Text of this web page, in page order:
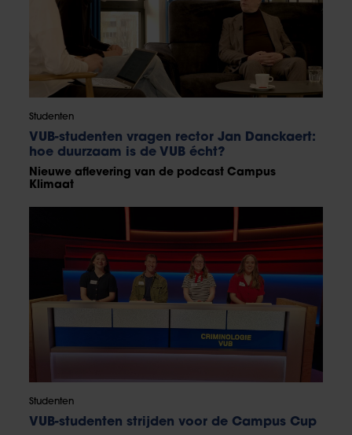
Studenten
VUB-studenten vragen rector Jan Danckaert:
hoe duurzaam is de VUB écht?
Nieuwe aflevering van de podcast Campus
Klimaat
Studenten
VUB-studenten strijden voor de Campus Cup